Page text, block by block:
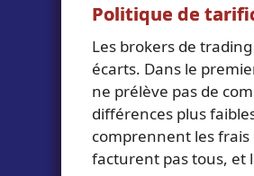
Politique de
Les brokers de
écarts. Dans le
ne prélève pas de
différences plus
comprennent les frais
facturent pas tous, et